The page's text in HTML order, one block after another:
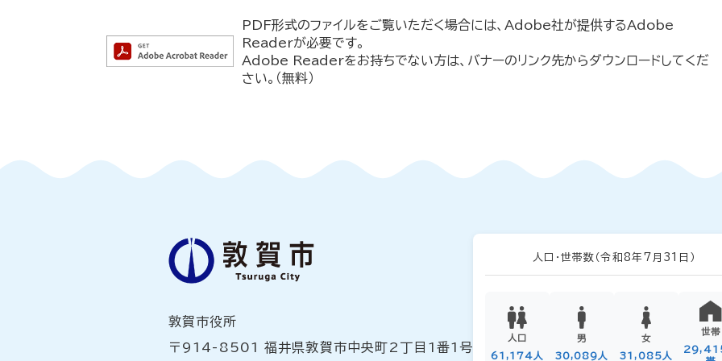
PDF形式のファイルをご覧いただく場合には、Adobe社が提供するAdobe
Readerが必要です。
Adobe Readerをお持ちでない方は、バナーのリンク先からダウンロードしてくだ
さい。（無料）
敦賀市役所
〒914-8501 福井県敦賀市中央町2丁目1番1号
人口・世帯数 （令和8年7月31日）
人口
61,174人
男
30,089人
女
31,085人
世帯